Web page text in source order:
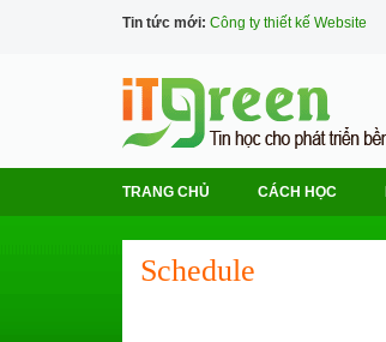
Tin tức mới: Công ty thiết kế Website
TRANG CHỦ CÁCH HỌC
Schedule